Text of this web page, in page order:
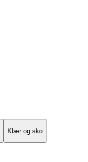
Klær og sko